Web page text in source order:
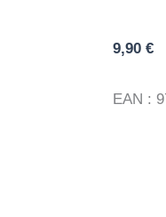
DE
HURLE-
9,90 €
EAN :